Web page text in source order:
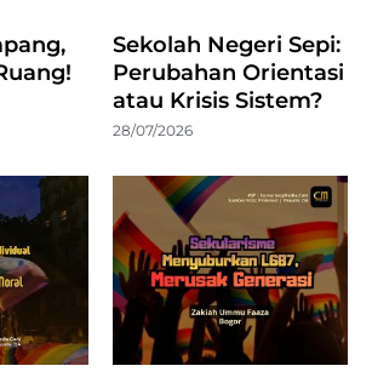
Sekolah Negeri Sepi:
Perubahan Orientasi
atau Krisis Sistem?
28/07/2026